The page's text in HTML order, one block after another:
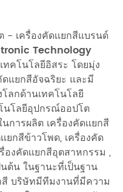
- เครื่องคัดเเยกสีแบรนด์
Technology
คโนโลยีอิสระ โดยมุ่ง
แยกสีอัจฉริยะ และมี
ลกด้านเทคโนโลยี
นโลยีอุปกรณ์ออปโต
การผลิต เครื่องคัดเเยกสี
เยกสีข้าวโพด, เครื่องคัด
องคัดเเยกสีอุตสาหกรรม ,
นต้น ในฐานะที่เป็นฐาน
บริษัทมีทีมงานที่มีความ